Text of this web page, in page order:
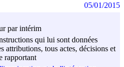
par intérim
qui lui sont données
attributions, tous actes, décisions et
rapportant
05/01/2015